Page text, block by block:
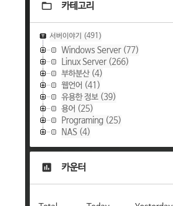
카테고리
서버이야기 (491)
Windows Server(77)
Linux Server(266)
부하분산(4)
웹언어 (41)
유용한 정보(39)
용어 (25)
Programing (25)
NAS (4)
카운터